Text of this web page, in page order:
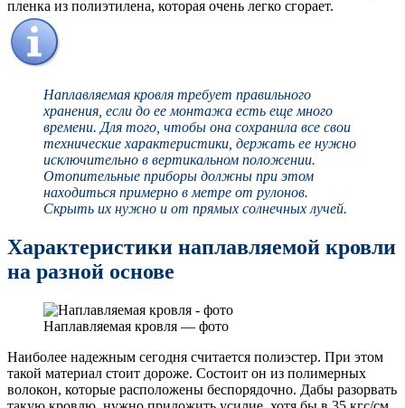
пленка из полиэтилена, которая очень легко сгорает.
Наплавляемая кровля требует правильного
хранения, если до ее монтажа есть еще много
времени. Для того, чтобы она сохранила все свои
технические характеристики, держать ее нужно
исключительно в вертикальном положении.
Отопительные приборы должны при этом
находиться примерно в метре от рулонов.
Скрыть их нужно и от прямых солнечных лучей.
Характеристики наплавляемой кровли
на разной основе
Наплавляемая кровля — фото
Наиболее надежным сегодня считается полиэстер. При этом
такой материал стоит дороже. Состоит он из полимерных
волокон, которые расположены беспорядочно. Дабы разорвать